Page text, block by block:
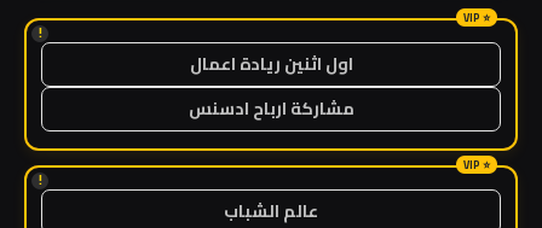
!
اول اثنين ريادة اعمال
مشاركة ارباح ادسنس
!
عالم الشباب